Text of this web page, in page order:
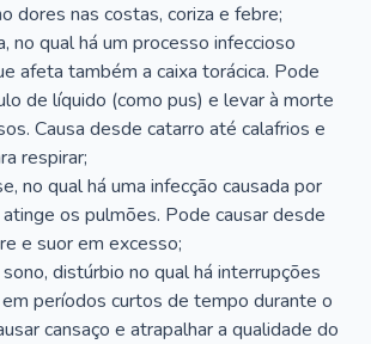
dores nas costas, coriza e febre;
no qual há um processo infeccioso
afeta também a caixa torácica. Pode
de líquido (como pus) e levar à morte
Causa desde catarro até calafrios e
respirar;
no qual há uma infecção causada por
os pulmões. Pode causar desde
e suor em excesso;
distúrbio no qual há interrupções
períodos curtos de tempo durante o
cansaço e atrapalhar a qualidade do